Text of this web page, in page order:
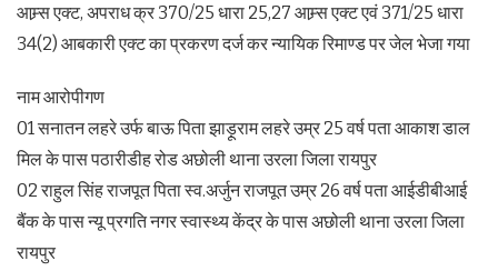
आम्र्स एक्ट, अपराध क्र 370/25 धारा 25,27 आम्र्स एक्ट एवं 371/25 धारा
34(2) आबकारी एक्ट का प्रकरण दर्ज कर न्यायिक रिमाण्ड पर जेल भेजा गया
नाम आरोपीगण
01 सनातन लहरे उर्फ बाऊ पिता झाड़ूराम लहरे उम्र 25 वर्ष पता आकाश डाल
मिल के पास पठारीडीह रोड अछोली थाना उरला जिला रायपुर
02 राहुल सिंह राजपूत पिता स्व.अर्जुन राजपूत उम्र 26 वर्ष पता आईडीबीआई
बैंक के पास न्यू प्रगति नगर स्वास्थ्य केंद्र के पास अछोली थाना उरला जिला
रायपुर